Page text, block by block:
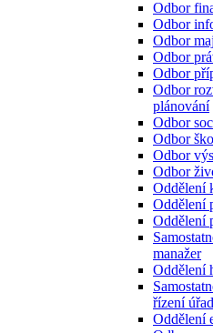
Odbor
Odbor
Odbor
Odbor
Odbor
Odbor
plánování
Odbor
Odbor
Odbor
Odbor
Oddělení
Oddělení
Oddělení
manažer
Oddělení
řízení
Oddělení